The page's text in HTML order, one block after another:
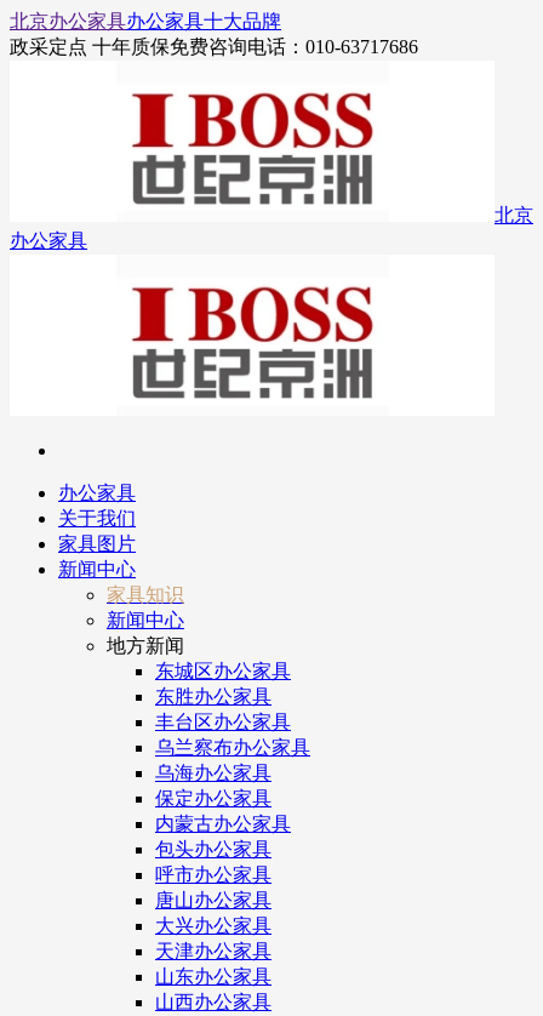
北京办公家具办公家具十大品牌
政采定点 十年质保免费咨询电话：010-63717686
北京
办公家具
办公家具
关于我们
家具图片
新闻中心
家具知识
新闻中心
地方新闻
东城区办公家具
东胜办公家具
丰台区办公家具
乌兰察布办公家具
乌海办公家具
保定办公家具
内蒙古办公家具
包头办公家具
呼市办公家具
唐山办公家具
大兴办公家具
天津办公家具
山东办公家具
山西办公家具